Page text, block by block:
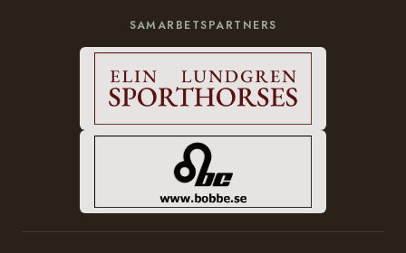
SAMARBETSPARTNERS